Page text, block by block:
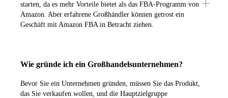
starten, da es mehr Vorteile bietet als das FBA-Programm von
Amazon. Aber erfahrene Großhändler können getrost ein
Geschäft mit Amazon FBA in Betracht ziehen.
Wie gründe ich ein Großhandelsunternehmen?
Bevor Sie ein Unternehmen gründen, müssen Sie das Produkt,
das Sie verkaufen wollen, und die Hauptzielgruppe